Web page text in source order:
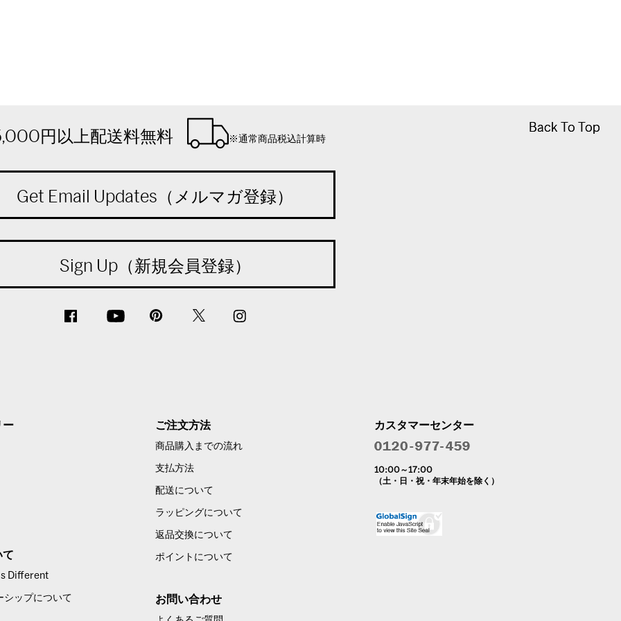
Back To Top
Back To Top
円以上配送料無料 ※通常商品税込計算時
Get Email Updates（メルマガ登録）
Sign Up（新規会員登録）
ー
て
Different
シップについて
ご注文方法
商品購入までの流れ
支払方法
配送について
ラッピングについて
返品交換について
ポイントについて
お問い合わせ
カスタマーセンター
10:00～17:00
（土・日・祝・年末年始を除く）